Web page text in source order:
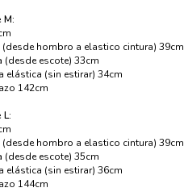
M:
hombro a elastico cintura) 39cm
(desde escote) 33cm
elástica (sin estirar) 34cm
142cm
hombro a elastico cintura) 39cm
(desde escote) 35cm
elástica (sin estirar) 36cm
144cm